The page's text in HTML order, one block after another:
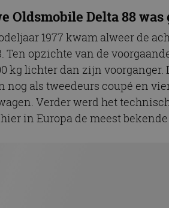
Oldsmobile Delta 88
1977 kwam alweer de
Ten opzichte van de
kg lichter dan zijn voorganger.
nog als tweedeurs coupé en
Verder werd het
in Europa de meest bekende
Naam
_ga
_ga_SC6JKZPPKY
Naam
Inc.
Google
.autorai.nl
IDE
Google
omx_consent